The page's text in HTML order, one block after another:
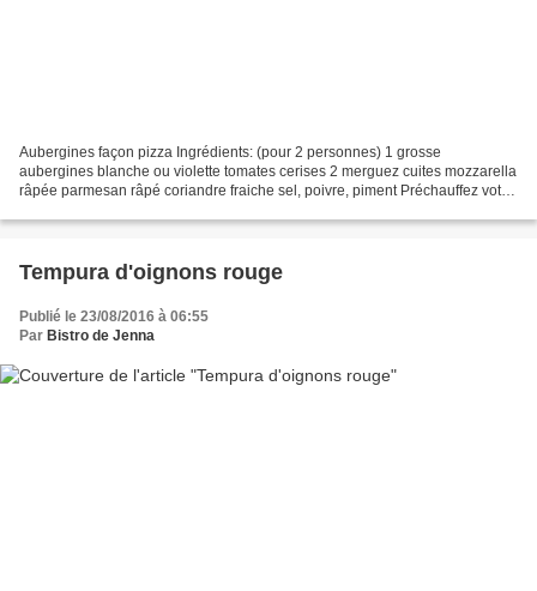
Aubergines façon pizza Ingrédients: (pour 2 personnes) 1 grosse
aubergines blanche ou violette tomates cerises 2 merguez cuites mozzarella
râpée parmesan râpé coriandre fraiche sel, poivre, piment Préchauffez votre
Tempura d'oignons rouge
Publié le 23/08/2016 à 06:55
Par Bistro de Jenna